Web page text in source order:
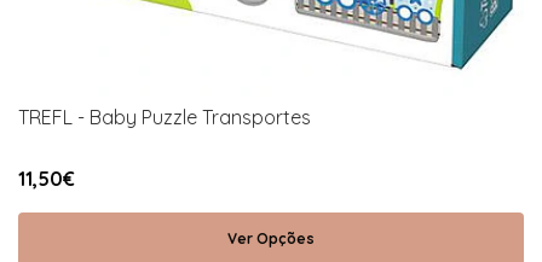
TREFL - Baby Puzzle Transportes
11,50€
Ver Opções